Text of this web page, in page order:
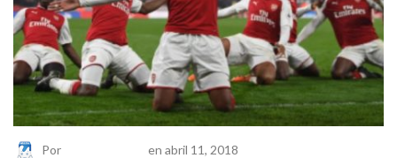
Por en abril 11, 2018